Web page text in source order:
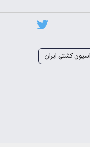
کشتی ایران